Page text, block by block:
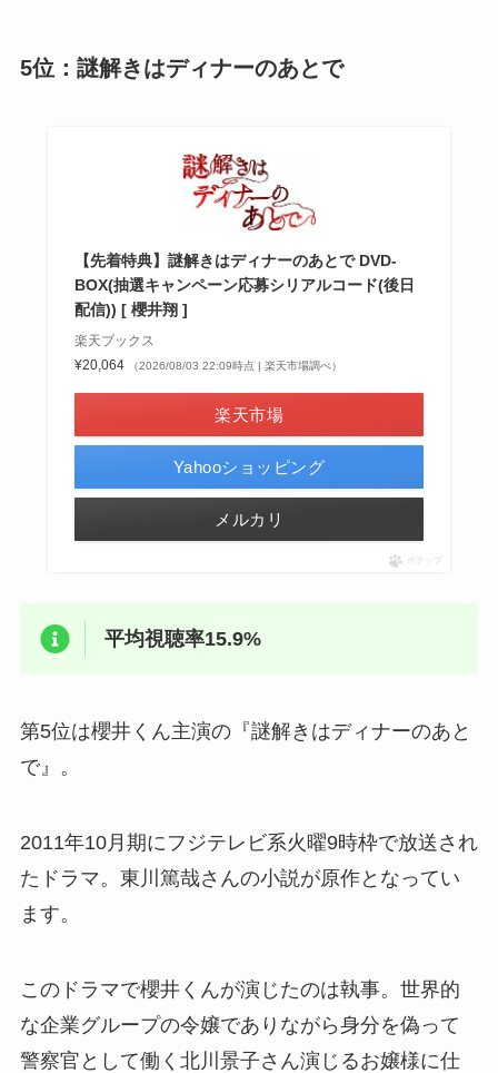
5位：謎解きはディナーのあとで
【先着特典】謎解きはディナーのあとで DVD-
BOX(抽選キャンペーン応募シリアルコード(後日
配信)) [ 櫻井翔 ]
楽天ブックス
¥20,064
（2026/08/03 22:09時点 | 楽天市場調べ）
楽天市場
Yahooショッピング
メルカリ
ポチップ
平均視聴率15.9%
第5位は櫻井くん主演の『謎解きはディナーのあと
で』。
2011年10月期にフジテレビ系火曜9時枠で放送され
たドラマ。東川篤哉さんの小説が原作となってい
ます。
このドラマで櫻井くんが演じたのは執事。世界的
な企業グループの令嬢でありながら身分を偽って
警察官として働く北川景子さん演じるお嬢様に仕